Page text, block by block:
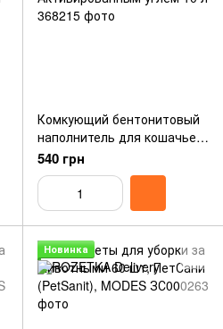
Комкующий бентонитовый
наполнитель для кошачьего
туалета Clear Cat Blanco с
Активированным углем 10 л
540 грн
Новинка